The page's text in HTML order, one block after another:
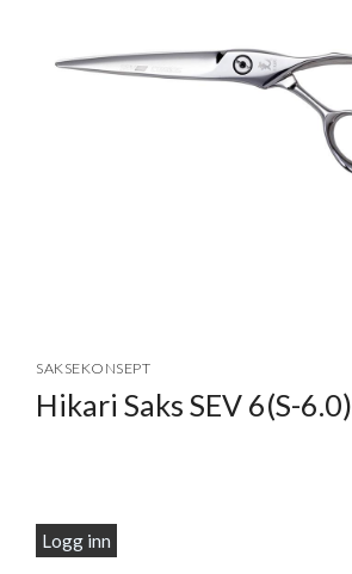
of
1
SAKSEKONSEPT
Hikari Saks SEV 6(S-6.0)
Logg inn